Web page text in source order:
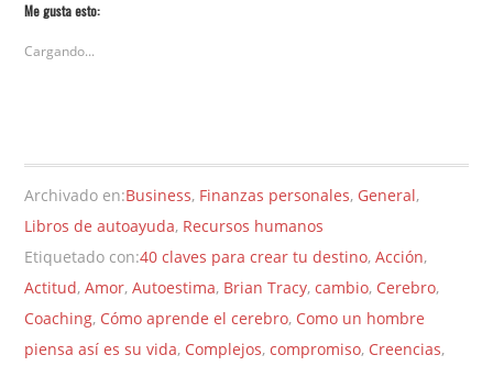
Me gusta esto:
Cargando...
Archivado en:Business, Finanzas personales, General,
Libros de autoayuda, Recursos humanos
Etiquetado con:40 claves para crear tu destino,Acción,
Actitud,Amor,Autoestima, Brian Tracy,cambio, Cerebro,
Coaching, Cómo aprende el cerebro, Como un hombre
piensa así es su vida, Complejos,compromiso, Creencias,